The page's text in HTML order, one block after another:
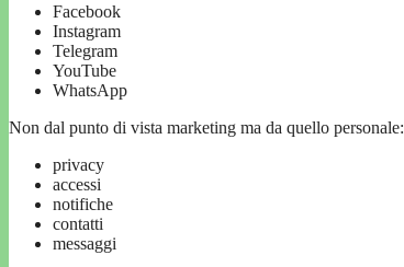
Facebook
Instagram
Telegram
YouTube
WhatsApp
Non dal punto di vista marketing ma da quello personale:
privacy
accessi
notifiche
contatti
messaggi